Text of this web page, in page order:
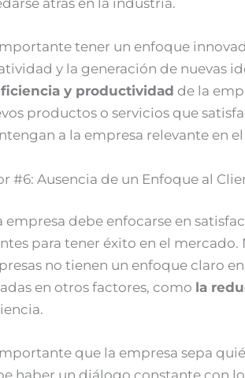
atrás en la industria.
tener un enfoque
y la generación de nuevas
y productividad de la
productos o servicios que
a la empresa relevante en
#6: Ausencia de un Enfoque al
empresa debe enfocarse en
para tener éxito en el mercado.
no tienen un enfoque claro
en otros factores, como la
que la empresa sepa